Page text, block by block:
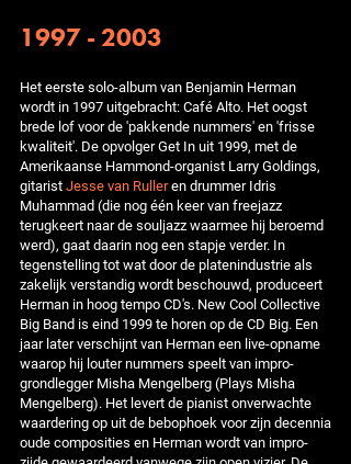
1997 - 2003
Het eerste solo-album van Benjamin Herman
wordt in 1997 uitgebracht: Café Alto. Het oogst
brede lof voor de 'pakkende nummers' en 'frisse
kwaliteit'. De opvolger Get In uit 1999, met de
Amerikaanse Hammond-organist Larry Goldings,
gitaristJesse van Rulleren drummer Idris
Muhammad (die nog één keer van freejazz
terugkeert naar de souljazz waarmee hij beroemd
werd), gaat daarin nog een stapje verder. In
tegenstelling tot wat door de platenindustrie als
zakelijk verstandig wordt beschouwd, produceert
Herman in hoog tempo CD's. New Cool Collective
Big Band is eind 1999 te horen op de CD Big. Een
jaar later verschijnt van Herman een live-opname
waarop hij louter nummers speelt van impro-
grondlegger Misha Mengelberg (Plays Misha
Mengelberg). Het levert de pianist onverwachte
waardering op uit de bebophoek voor zijn decennia
oude composities en Herman wordt van impro-